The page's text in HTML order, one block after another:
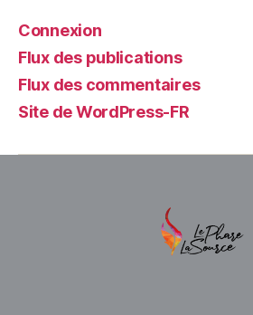
Connexion
Flux des publications
Flux des commentaires
Site de WordPress-FR